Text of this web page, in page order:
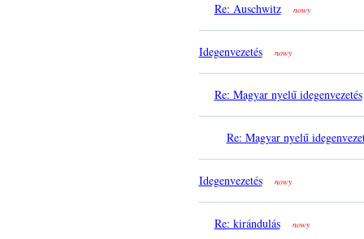
Re: Auschwitz nowy
Idegenvezetés nowy
Re: Magyar nyelű idegenvezetés
Re: Magyar nyelű
Idegenvezetés nowy
Re: kirándulás nowy